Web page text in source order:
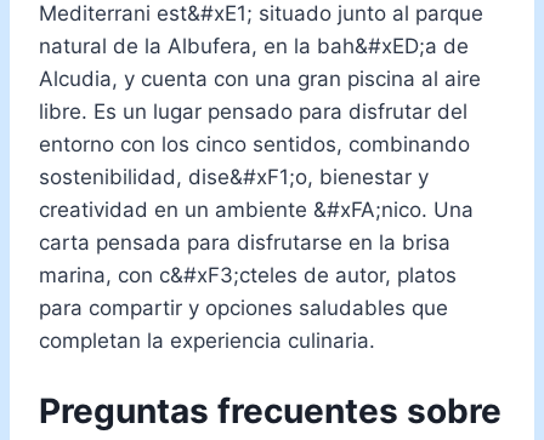
Mediterrani est&#xE1; situado junto al parque
natural de la Albufera, en la bah&#xED;a de
Alcudia, y cuenta con una gran piscina al aire
libre. Es un lugar pensado para disfrutar del
entorno con los cinco sentidos, combinando
sostenibilidad, dise&#xF1;o, bienestar y
creatividad en un ambiente &#xFA;nico. Una
carta pensada para disfrutarse en la brisa
marina, con c&#xF3;cteles de autor, platos
para compartir y opciones saludables que
completan la experiencia culinaria.
Preguntas frecuentes sobre